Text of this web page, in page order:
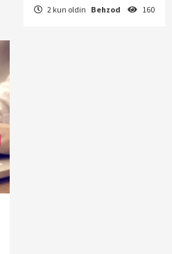
2 kun oldin Behzod 160